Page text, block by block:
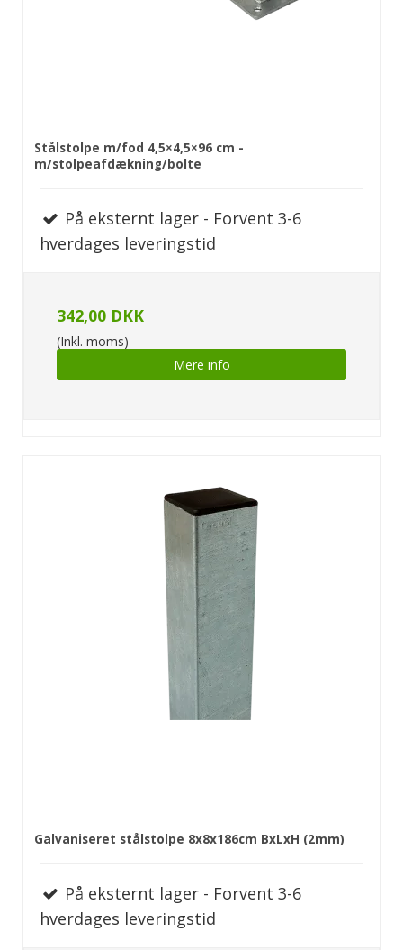
Stålstolpe m/fod 4,5×4,5×96 cm -
m/stolpeafdækning/bolte
På eksternt lager - Forvent 3-6
hverdages leveringstid
342,00 DKK
(Inkl. moms)
Mere info
Galvaniseret stålstolpe 8x8x186cm BxLxH (2mm)
På eksternt lager - Forvent 3-6
hverdages leveringstid